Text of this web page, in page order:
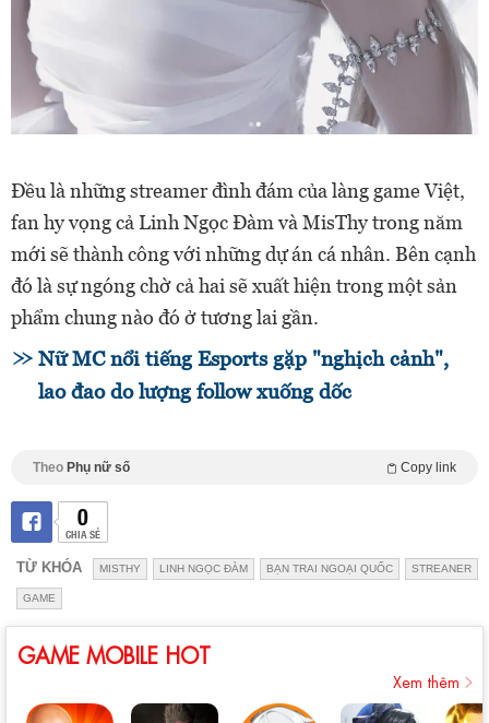
Đều là những streamer đình đám của làng game Việt,
fan hy vọng cả Linh Ngọc Đàm và MisThy trong năm
mới sẽ thành công với những dự án cá nhân. Bên cạnh
đó là sự ngóng chờ cả hai sẽ xuất hiện trong một sản
phẩm chung nào đó ở tương lai gần.
Nữ MC nổi tiếng Esports gặp "nghịch cảnh",
lao đao do lượng follow xuống dốc
Theo Phụ nữ số Copy link
0
CHIA SẺ
TỪ KHÓA MISTHY LINH NGỌC ĐÀM BẠN TRAI NGOẠI QUỐC STREANER
GAME
GAME MOBILE HOT
Xem thêm